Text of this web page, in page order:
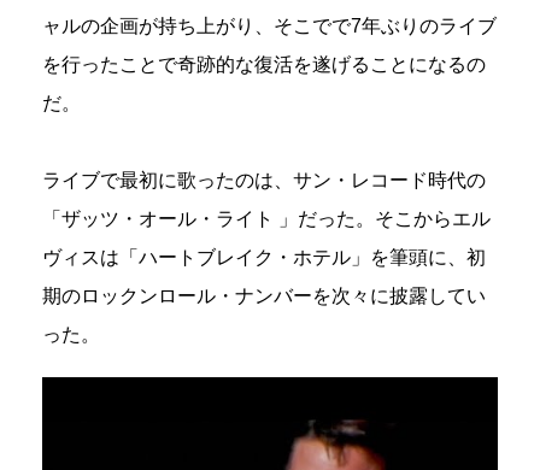
ャルの企画が持ち上がり、そこでで7年ぶりのライブ
を行ったことで奇跡的な復活を遂げることになるの
だ。
ライブで最初に歌ったのは、サン・レコード時代の
「ザッツ・オール・ライト 」だった。そこからエル
ヴィスは「ハートブレイク・ホテル」を筆頭に、初
期のロックンロール・ナンバーを次々に披露してい
った。